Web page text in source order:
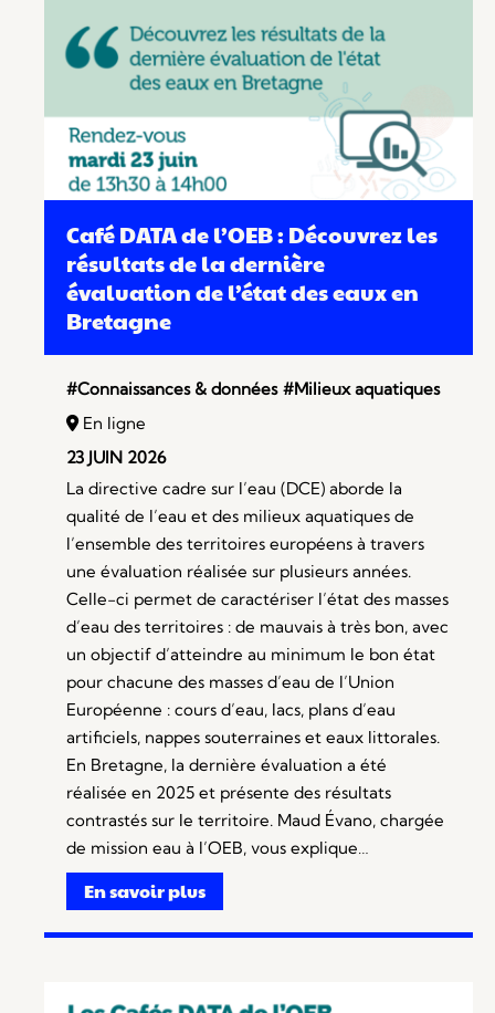
Café DATA de l’OEB : Découvrez les
résultats de la dernière
évaluation de l’état des eaux en
Bretagne
#Connaissances & données #Milieux aquatiques
En ligne
23 JUIN 2026
La directive cadre sur l’eau (DCE) aborde la
qualité de l’eau et des milieux aquatiques de
l’ensemble des territoires européens à travers
une évaluation réalisée sur plusieurs années.
Celle-ci permet de caractériser l’état des masses
d’eau des territoires : de mauvais à très bon, avec
un objectif d’atteindre au minimum le bon état
pour chacune des masses d’eau de l’Union
Européenne : cours d’eau, lacs, plans d’eau
artificiels, nappes souterraines et eaux littorales.
En Bretagne, la dernière évaluation a été
réalisée en 2025 et présente des résultats
contrastés sur le territoire. Maud Évano, chargée
de mission eau à l’OEB, vous explique…
En savoir plus